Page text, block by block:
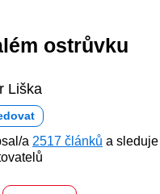
ostrůvku
Liška
a 2517 článků a